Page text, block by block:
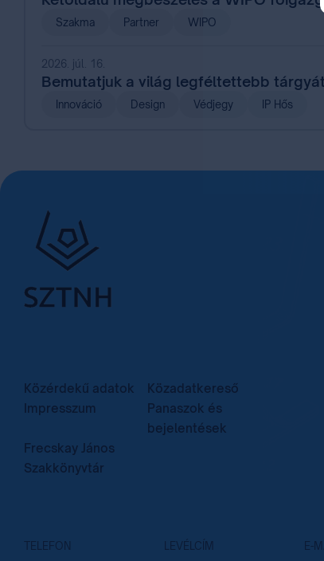
Szakma Partner WIPO
2026. júl. 16.
Bemutatjuk a világ legféltettebb
Innováció Design Védjegy IP Hős
Közérdekű adatok
Közadatkereső
Impresszum
Panaszok és
bejelentések
Frecskay János
Szakkönyvtár
TELEFON LEVÉLCÍM E-